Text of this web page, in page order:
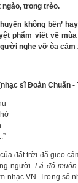
trong trẻo.
không bến’
phẩm viết về
nghe vỡ òa cảm
sĩ Đoàn Chuẩn -
đất trời đã gieo
người.Lá đổ
nhạc VN. Trong số